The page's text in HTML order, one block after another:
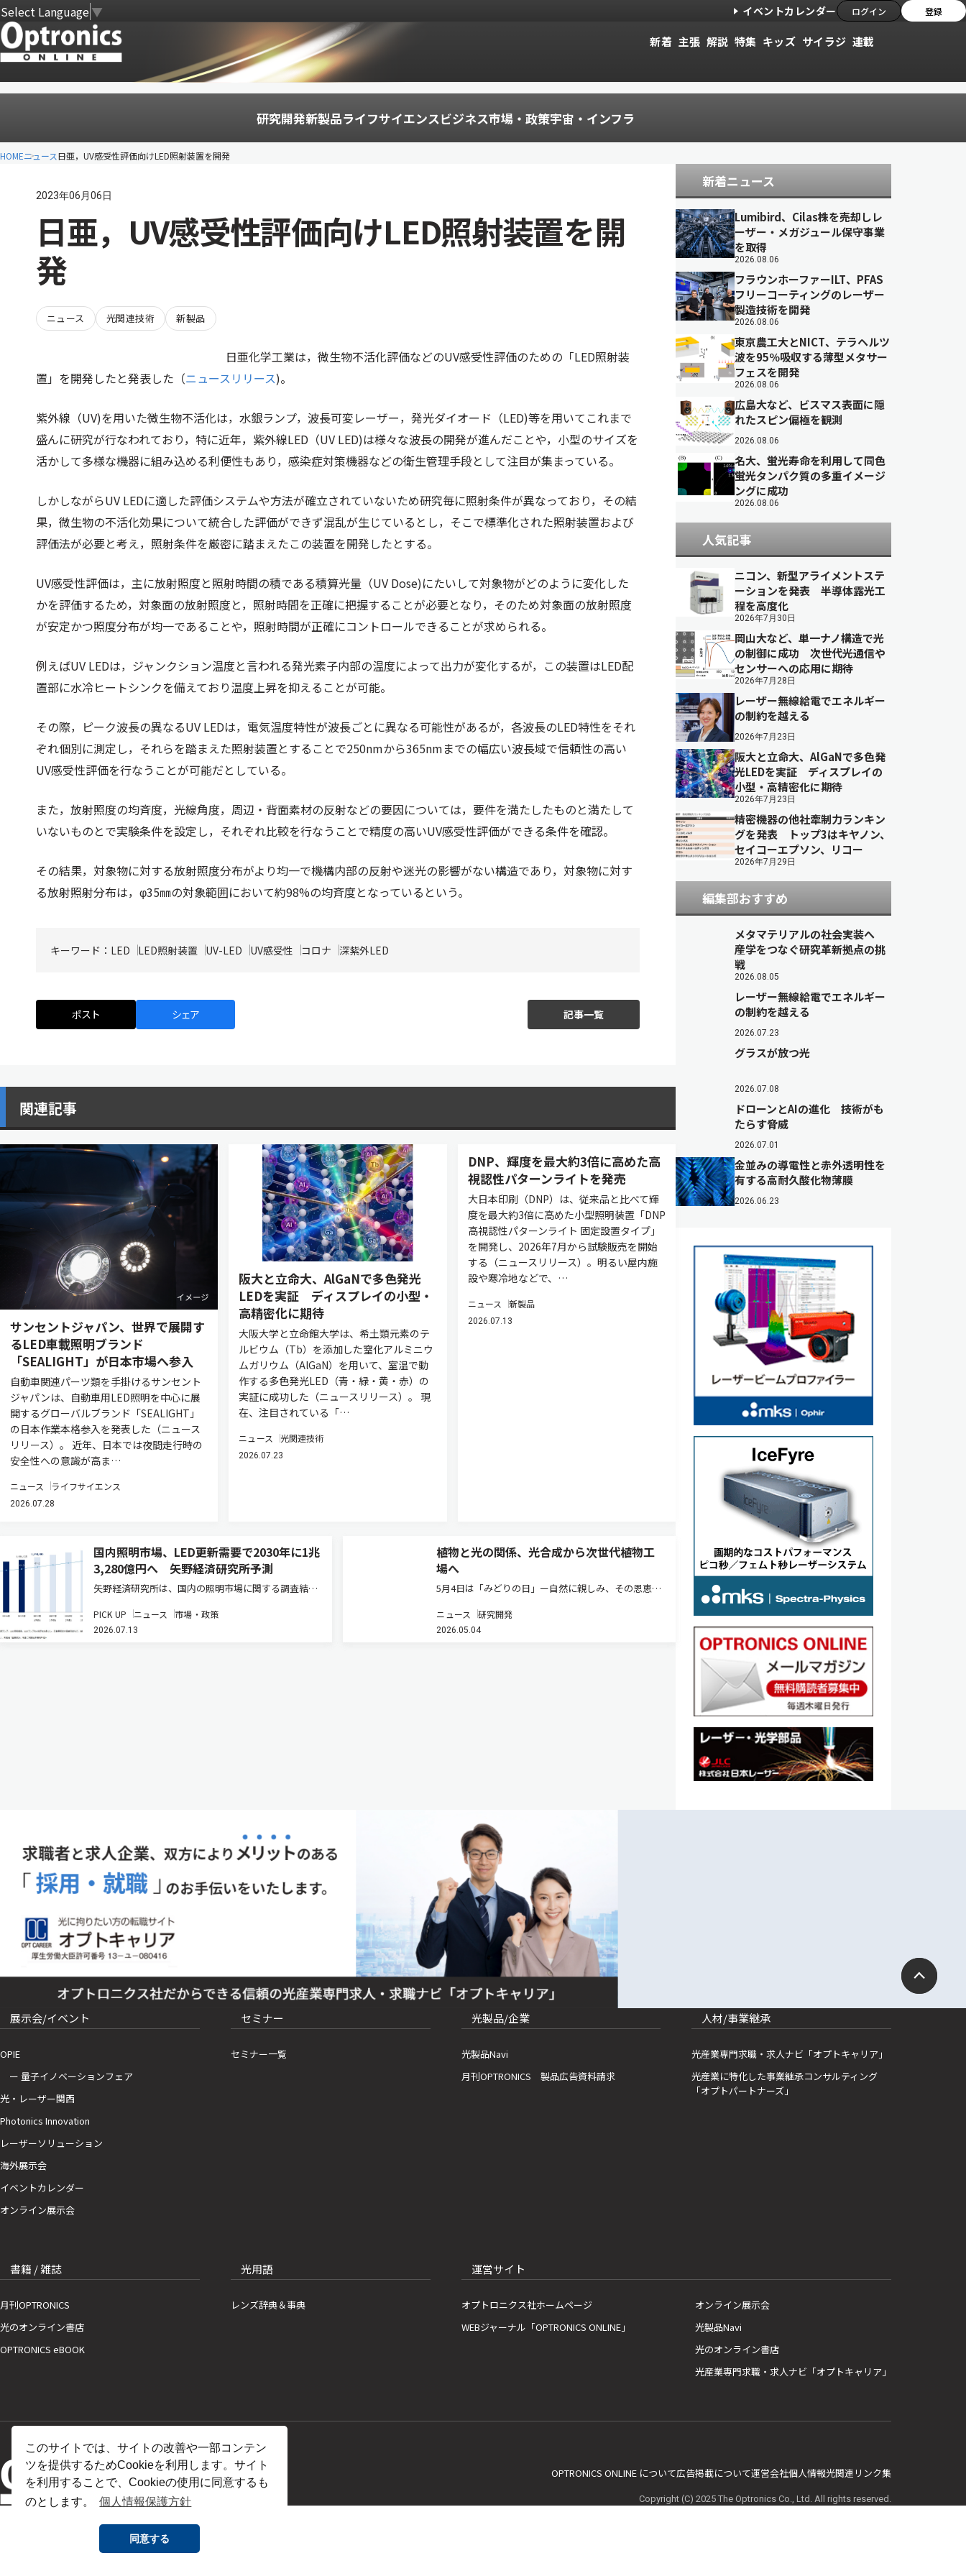
このサイトでは、サイトの改善や一部コンテン
ツを提供するためCookieを利用します。サイト
を利用することで、Cookieの使用に同意するも
のとします。
個人情報保護方針
同意する
Select Language▼ イベントカレンダー ログイン 登録
新着 主張 解説 特集 キッズ サイラジ 連載
研究開発新製品ライフサイエンスビジネス市場・政策宇宙・インフラ
HOMEニュース日亜，UV感受性評価向けLED照射装置を開発
2023年06月06日
日亜，UV感受性評価向けLED照射装置を開
発
ニュース 光関連技術 新製品
日亜化学工業は，微生物不活化評価などのUV感受性評価のための「LED照射装
置」を開発したと発表した（ニュースリリース)。
紫外線（UV)を用いた微生物不活化は，水銀ランプ，波長可変レーザー，発光ダイオード（LED)等を用いてこれまで
盛んに研究が行なわれており，特に近年，紫外線LED（UV LED)は様々な波長の開発が進んだことや，小型のサイズを
活かして多様な機器に組み込める利便性もあり，感染症対策機器などの衛生管理手段として注目が集まっている。
しかしながらUV LEDに適した評価システムや方法が確立されていないため研究毎に照射条件が異なっており，その結
果，微生物の不活化効果について統合した評価ができず混乱が生じているとし，そこで標準化された照射装置および
評価法が必要と考え，照射条件を厳密に踏まえたこの装置を開発したとする。
UV感受性評価は，主に放射照度と照射時間の積である積算光量（UV Dose)にたいして対象物がどのように変化した
かを評価するため，対象面の放射照度と，照射時間を正確に把握することが必要となり，そのため対象面の放射照度
が安定かつ照度分布が均一であることや，照射時間が正確にコントロールできることが求められる。
例えばUV LEDは，ジャンクション温度と言われる発光素子内部の温度によって出力が変化するが，この装置はLED配
置部に水冷ヒートシンクを備えており温度上昇を抑えることが可能。
その際，ピーク波長の異なるUV LEDは，電気温度特性が波長ごとに異なる可能性があるが，各波長のLED特性をそれ
ぞれ個別に測定し，それらを踏まえた照射装置とすることで250nmから365nmまでの幅広い波長域で信頼性の高い
UV感受性評価を行なうことが可能だとしている。
また，放射照度の均斉度，光線角度，周辺・背面素材の反射などの要因については，要件を満たしたものと満たして
いないものとで実験条件を設定し，それぞれ比較を行なうことで精度の高いUV感受性評価ができる条件を確認。
その結果，対象物に対する放射照度分布がより均一で機構内部の反射や迷光の影響がない構造であり，対象物に対す
る放射照射分布は，φ35㎜の対象範囲において約98%の均斉度となっているという。
キーワード： LED LED照射装置 UV-LED UV感受性 コロナ 深紫外LED
ポスト シェア 記事一覧
関連記事
サンセントジャパン、世界で展開す
るLED車載照明ブランド
「SEALIGHT」が日本市場へ参入
自動車関連パーツ類を手掛けるサンセント
ジャパンは、自動車用LED照明を中心に展
開するグローバルブランド「SEALIGHT」
の日本作業本格参入を発表した（ニュース
リリース）。 近年、日本では夜間走行時の
安全性への意識が高ま…
ニュース ライフサイエンス
2026.07.28
阪大と立命大、AlGaNで多色発光
LEDを実証 ディスプレイの小型・
高精密化に期待
大阪大学と立命館大学は、希土類元素のテ
ルビウム（Tb）を添加した窒化アルミニウ
ムガリウム（AlGaN）を用いて、室温で動
作する多色発光LED（青・緑・黄・赤）の
実証に成功した（ニュースリリース）。 現
在、注目されている「…
ニュース 光関連技術
2026.07.23
DNP、輝度を最大約3倍に高めた高
視認性パターンライトを発売
大日本印刷（DNP）は、従来品と比べて輝
度を最大約3倍に高めた小型照明装置「DNP
高視認性パターンライト 固定設置タイプ」
を開発し、2026年7月から試験販売を開始
する（ニュースリリース）。明るい屋内施
設や寒冷地などで、…
ニュース 新製品
2026.07.13
国内照明市場、LED更新需要で2030年に1兆
3,280億円へ 矢野経済研究所予測
矢野経済研究所は、国内の照明市場に関する調査結果
総市場規模は、前年比3.8％増の1兆910億2,500万円と
推計している。既設の蛍光灯などからLED照明への更
PICK UP ニュース 市場・政策
2026.07.13
植物と光の関係、光合成から次世代植物工
場へ
5月4日は「みどりの日」ー自然に親しみ、その恩恵に
もある。植物の成長を支えているものの一つが「光」
である。太陽光を受けた植物は、光合成によって二酸
ニュース 研究開発
2026.05.04
新着ニュース
Lumibird、Cilas株を売却しレ
ーザー・メガジュール保守事業
を取得
2026.08.06
フラウンホーファーILT、PFAS
フリーコーティングのレーザー
製造技術を開発
2026.08.06
東京農工大とNICT、テラヘルツ
波を95％吸収する薄型メタサー
フェスを開発
2026.08.06
広島大など、ビスマス表面に隠
れたスピン偏極を観測
2026.08.06
名大、蛍光寿命を利用して同色
蛍光タンパク質の多重イメージ
ングに成功
2026.08.06
人気記事
ニコン、新型アライメントステ
ーションを発表 半導体露光工
程を高度化
2026年7月30日
岡山大など、単一ナノ構造で光
の制御に成功 次世代光通信や
センサーへの応用に期待
2026年7月28日
レーザー無線給電でエネルギー
の制約を越える
2026年7月23日
阪大と立命大、AlGaNで多色発
光LEDを実証 ディスプレイの
小型・高精密化に期待
2026年7月23日
精密機器の他社牽制力ランキン
グを発表 トップ3はキヤノン、
セイコーエプソン、リコー
2026年7月29日
編集部おすすめ
メタマテリアルの社会実装へ
産学をつなぐ研究革新拠点の挑
戦
2026.08.05
レーザー無線給電でエネルギー
の制約を越える
2026.07.23
グラスが放つ光
2026.07.08
ドローンとAIの進化 技術がも
たらす脅威
2026.07.01
金並みの導電性と赤外透明性を
有する高耐久酸化物薄膜
2026.06.23
展示会/イベント
OPIE
ー 量子イノベーションフェア
光・レーザー関西
Photonics Innovation
レーザーソリューション
海外展示会
イベントカレンダー
オンライン展示会
セミナー
セミナー一覧
光製品/企業
光製品Navi
月刊OPTRONICS 製品広告資料請求
人材/事業継承
光産業専門求職・求人ナビ「オプトキャリア」
光産業に特化した事業継承コンサルティング
「オプトパートナーズ」
書籍 / 雑誌
月刊OPTRONICS
光のオンライン書店
OPTRONICS eBOOK
光用語
レンズ辞典＆事典
運営サイト
オプトロニクス社ホームページ
WEBジャーナル「OPTRONICS ONLINE」
オンライン展示会
光製品Navi
光のオンライン書店
光産業専門求職・求人ナビ「オプトキャリア」
OPTRONICS ONLINE について広告掲載について運営会社個人情報光関連リンク集
Copyright (C) 2025 The Optronics Co., Ltd. All rights reserved.